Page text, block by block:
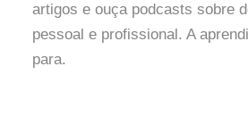
artigos e ouça podcasts sobre
pessoal e profissional. A
para.